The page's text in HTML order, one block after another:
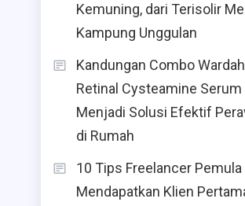
Kemuning, dari Terisolir
Kampung Unggulan
Kandungan Combo Wardah
Retinal Cysteamine Serum
Menjadi Solusi Efektif
di Rumah
10 Tips Freelancer Pemula
Mendapatkan Klien